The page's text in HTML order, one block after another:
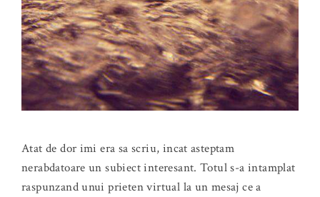
Atat de dor imi era sa scriu, incat asteptam
nerabdatoare un subiect interesant. Totul s-a intamplat
raspunzand unui prieten virtual la un mesaj ce a